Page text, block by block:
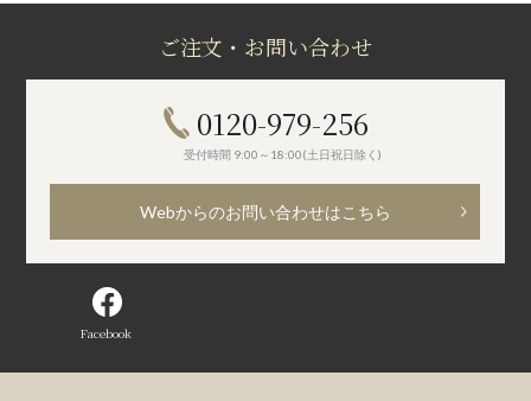
ご注文・お問い合わせ
0120-979-256
受付時間 9:00～18:00(土日祝日除く)
Webからのお問い合わせはこちら
Facebook